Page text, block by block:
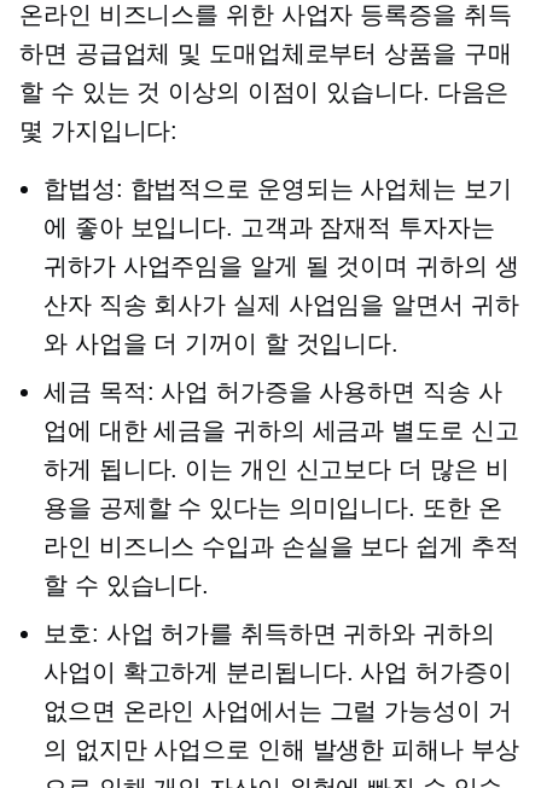
온라인 비즈니스를 위한 사업자 등록증을 취득
하면 공급업체 및 도매업체로부터 상품을 구매
할 수 있는 것 이상의 이점이 있습니다. 다음은
몇 가지입니다:
합법성: 합법적으로 운영되는 사업체는 보기
에 좋아 보입니다. 고객과 잠재적 투자자는
귀하가 사업주임을 알게 될 것이며 귀하의 생
산자 직송 회사가 실제 사업임을 알면서 귀하
와 사업을 더 기꺼이 할 것입니다.
세금 목적: 사업 허가증을 사용하면 직송 사
업에 대한 세금을 귀하의 세금과 별도로 신고
하게 됩니다. 이는 개인 신고보다 더 많은 비
용을 공제할 수 있다는 의미입니다. 또한 온
라인 비즈니스 수입과 손실을 보다 쉽게 ​​추적
할 수 있습니다.
보호: 사업 허가를 취득하면 귀하와 귀하의
사업이 확고하게 분리됩니다. 사업 허가증이
없으면 온라인 사업에서는 그럴 가능성이 거
의 없지만 사업으로 인해 발생한 피해나 부상